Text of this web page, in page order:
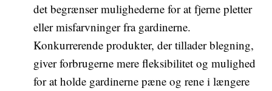
det begrænser mulighederne for at fjerne pletter
eller misfarvninger fra gardinerne.
Konkurrerende produkter, der tillader blegning,
giver forbrugerne mere fleksibilitet og mulighed
for at holde gardinerne pæne og rene i længere